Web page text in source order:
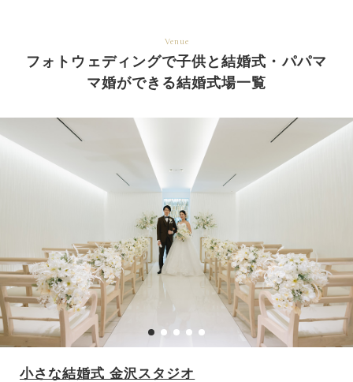
Venue
フォトウェディングで子供と結婚式・パパマ
マ婚ができる結婚式場一覧
小さな結婚式 金沢スタジオ